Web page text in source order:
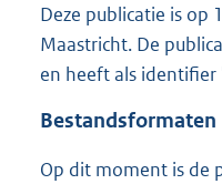
Deze publicatie is
Maastricht. De
en heeft als
Bestandsformaten
Op dit moment is de